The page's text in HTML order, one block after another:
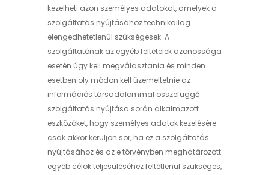
kezelheti azon személyes adatokat, amelyek a
szolgáltatás nyújtásához technikailag
elengedhetetlenül szükségesek. A
szolgáltatónak az egyéb feltételek azonossága
esetén úgy kell megválasztania és minden
esetben oly módon kell üzemeltetnie az
információs társadalommal összefüggő
szolgáltatás nyújtása során alkalmazott
eszközöket, hogy személyes adatok kezelésére
csak akkor kerüljön sor, ha ez a szolgáltatás
nyújtásához és az e törvényben meghatározott
egyéb célok teljesüléséhez feltétlenül szükséges,